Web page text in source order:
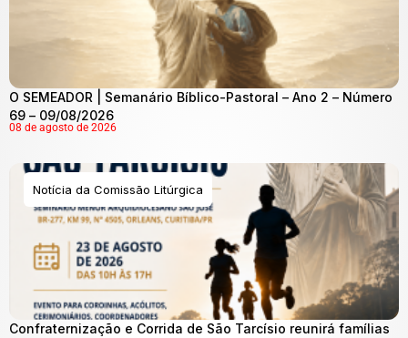
O SEMEADOR | Semanário Bíblico-Pastoral – Ano 2 – Número
69 – 09/08/2026
08 de agosto de 2026
Notícia da Comissão Litúrgica
Confraternização e Corrida de São Tarcísio reunirá famílias